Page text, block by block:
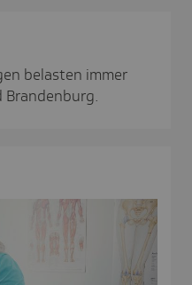
belasten immer
Brandenburg.